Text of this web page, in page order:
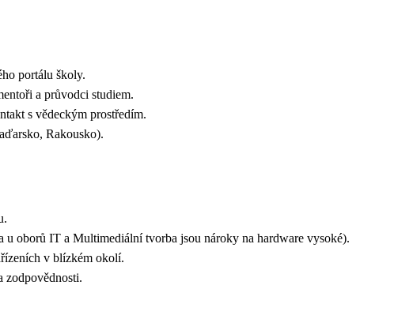
portálu školy.
a průvodci studiem.
s vědeckým prostředím.
Rakousko).
oborů IT a Multimediální tvorba jsou nároky na hardware vysoké).
v blízkém okolí.
zodpovědnosti.